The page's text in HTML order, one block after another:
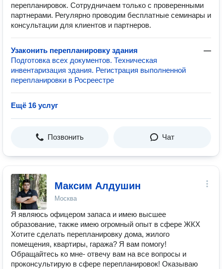
перепланировок. Сотрудничаем только с проверенными
партнерами. Регулярно проводим бесплатные семинары и
консультации для клиентов и партнеров.
Узаконить перепланировку здания
—
Подготовка всех документов. Техническая
инвентаризация здания. Регистрация выполненной
перепланировки в Росреестре
Ещё 16 услуг
Позвонить Чат
Максим Алдушин
Москва
Я являюсь офицером запаса и имею высшее
образование, также имею огромный опыт в сфере ЖКХ
Хотите сделать перепланировку дома, жилого
помещения, квартиры, гаража? Я вам помогу!
Обращайтесь ко мне- отвечу вам на все вопросы и
проконсультирую в сфере перепланировок! Оказываю